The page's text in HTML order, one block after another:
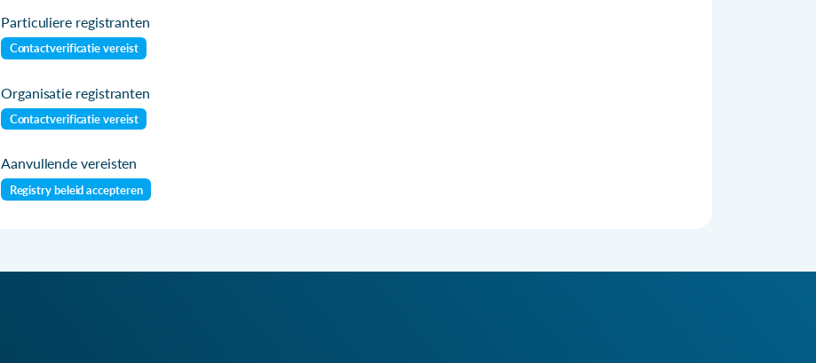
Particuliere registranten
Contactverificatie vereist
Organisatie registranten
Contactverificatie vereist
Aanvullende vereisten
Registry beleid accepteren